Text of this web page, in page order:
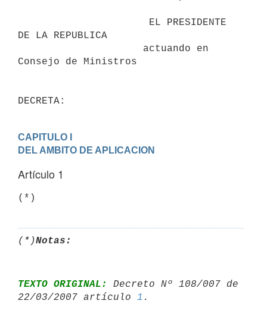
DE LA REPUBLICA
Consejo de Ministros
DECRETA:
CAPITULO I
DEL AMBITO DE APLICACION
Artículo 1
(*)Notas:
TEXTO ORIGINAL:
Decreto Nº 108/007 de
22/03/2007 artículo 1